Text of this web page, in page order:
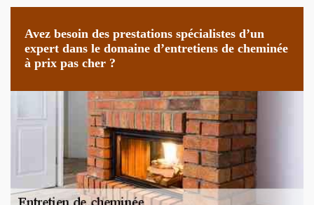
Avez besoin des prestations spécialistes d’un
expert dans le domaine d’entretiens de cheminée
à prix pas cher ?